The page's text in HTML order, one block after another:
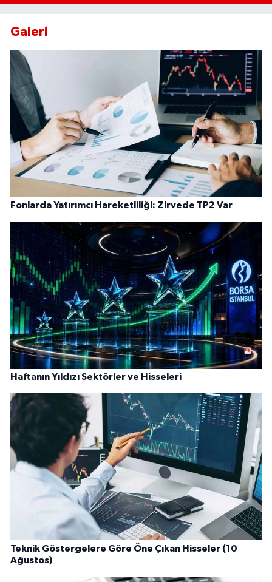
Galeri
Fonlarda Yatırımcı Hareketliliği: Zirvede TP2 Var
Haftanın Yıldızı Sektörler ve Hisseleri
Teknik Göstergelere Göre Öne Çıkan Hisseler (10
Ağustos)